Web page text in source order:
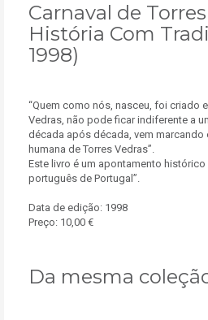
Carnaval de
História Com
1998)
“Quem como nós, nasceu, foi criado
Vedras, não pode ficar indiferente a
década após década, vem marcando
humana de Torres Vedras”.
Este livro é um apontamento histórico
português de Portugal”.
Data de edição: 1998
Preço: 10,00 €
Da mesma